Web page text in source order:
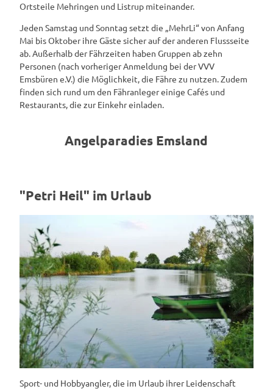
Ortsteile Mehringen und Listrup miteinander.
Jeden Samstag und Sonntag setzt die „MehrLi“ von Anfang
Mai bis Oktober ihre Gäste sicher auf der anderen Flussseite
ab. Außerhalb der Fährzeiten haben Gruppen ab zehn
Personen (nach vorheriger Anmeldung bei der VVV
Emsbüren e.V.) die Möglichkeit, die Fähre zu nutzen. Zudem
finden sich rund um den Fähranleger einige Cafés und
Restaurants, die zur Einkehr einladen.
Angelparadies Emsland
"Petri Heil" im Urlaub
Sport- und Hobbyangler, die im Urlaub ihrer Leidenschaft